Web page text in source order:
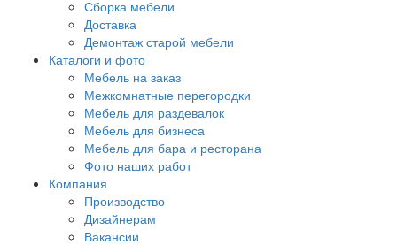
Сборка мебели
Доставка
Демонтаж старой мебели
Каталоги и фото
Мебель на заказ
Межкомнатные перегородки
Мебель для раздевалок
Мебель для бизнеса
Мебель для бара и ресторана
Фото наших работ
Компания
Производство
Дизайнерам
Вакансии